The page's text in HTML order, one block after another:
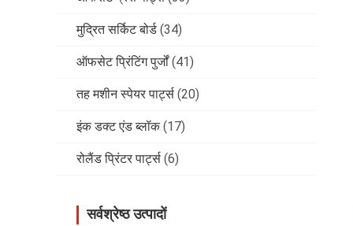
मुद्रित सर्किट बोर्ड (34)
ऑफसेट प्रिंटिंग पुर्जों (41)
तह मशीन स्पेयर पार्ट्स (20)
इंक डक्ट एंड ब्लॉक (17)
रोलैंड प्रिंटर पार्ट्स (6)
सर्वश्रेष्ठ उत्पादों